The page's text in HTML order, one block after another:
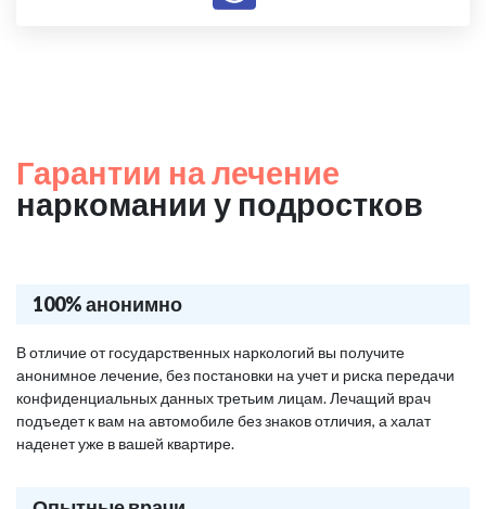
Гарантии на лечение
наркомании у подростков
100% анонимно
В отличие от государственных наркологий вы получите
анонимное лечение, без постановки на учет и риска передачи
конфиденциальных данных третьим лицам. Лечащий врач
подъедет к вам на автомобиле без знаков отличия, а халат
наденет уже в вашей квартире.